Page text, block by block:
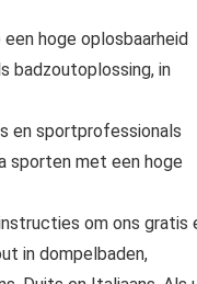
hoge oplosbaarheid
badzoutoplossing, in
en sportprofessionals
sporten met een hoge
om ons gratis
in dompelbaden,